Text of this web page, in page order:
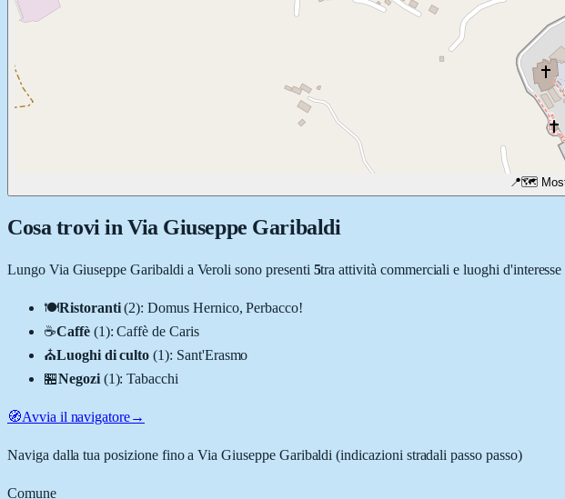
📍🗺️
Cosa trovi in Via Giuseppe Garibaldi
Lungo Via Giuseppe Garibaldi a Veroli sono presenti 5tra attività commerciali e luoghi
🍽️Ristoranti (2):Domus Hernico, Perbacco!
☕Caffè (1):Caffè de Caris
⛪Luoghi di culto (1): Sant'Erasmo
🏪Negozi (1):Tabacchi
🧭Avvia il navigatore→
Naviga dalla tua posizione fino aVia Giuseppe Garibaldi (indicazioni stradali passo passo)
Comune